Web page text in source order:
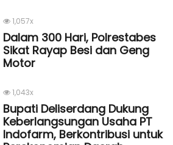
1,057x
Dalam 300 Hari, Polrestabes
Sikat Rayap Besi dan Geng
Motor
1,043x
Bupati Deliserdang Dukung
Keberlangsungan Usaha PT
Indofarm, Berkontribusi untuk